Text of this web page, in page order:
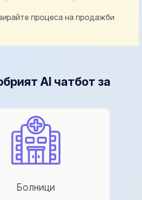
процеса на продажби
AI чатбот за
Болници